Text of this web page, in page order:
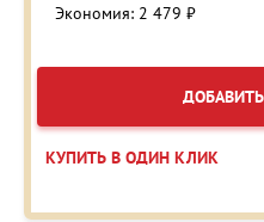
Экономия: 2 479 ₽
КУПИТЬ В ОДИН КЛИК